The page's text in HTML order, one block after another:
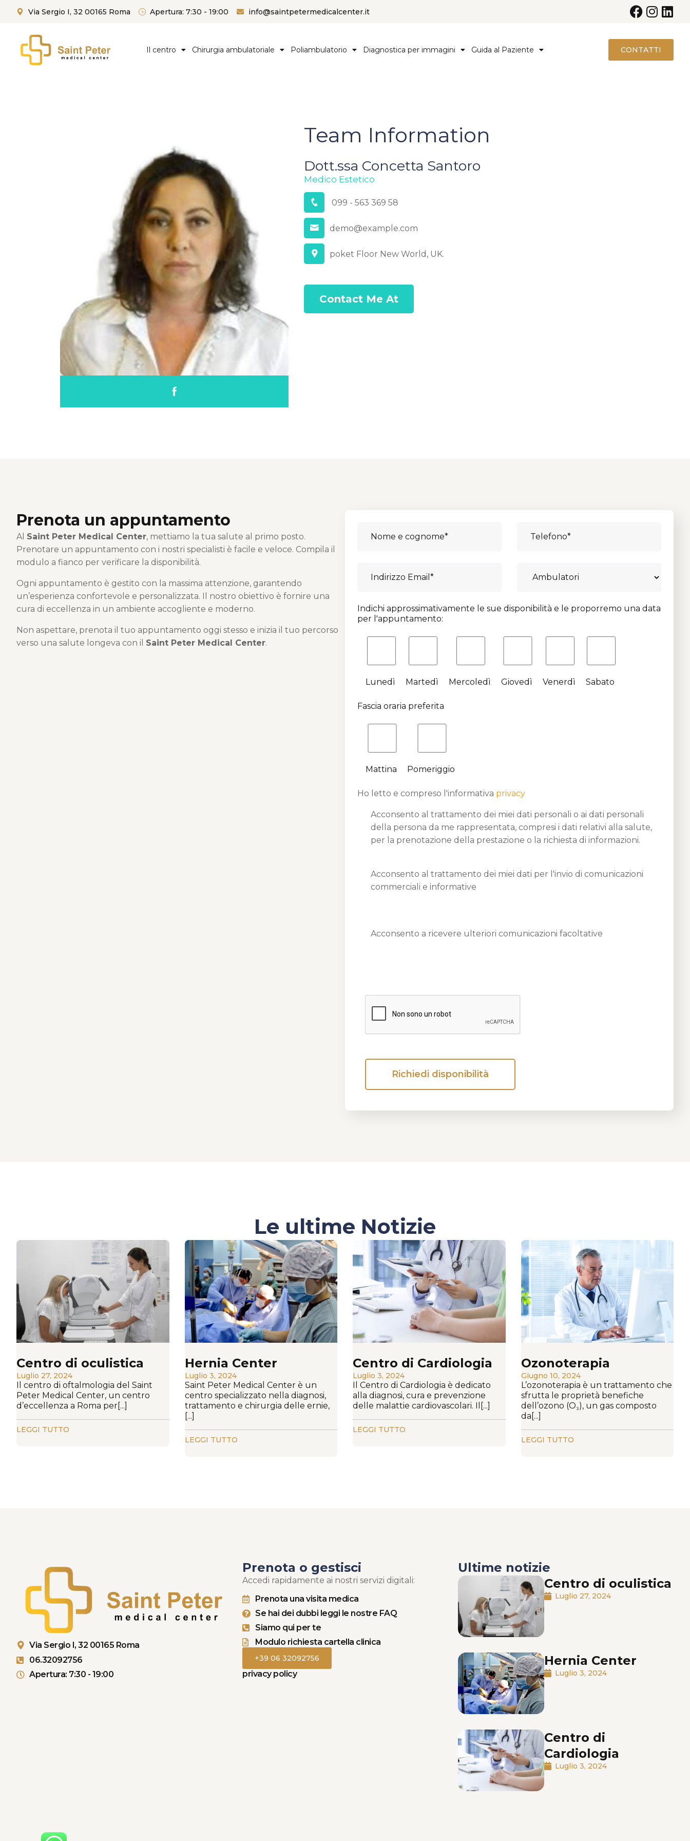
Via Sergio I, 32 00165 Roma Apertura: 7:30 - 19:00 info@saintpetermedicalcenter.it
Il centro Chirurgia ambulatoriale Poliambulatorio Diagnostica per immagini Guida al Paziente CONTATTI
Team Information
Dott.ssa Concetta Santoro
Medico Estetico
099 - 563 369 58
demo@example.com
poket Floor New World, UK.
Contact Me At
Prenota un appuntamento
Al Saint Peter Medical Center, mettiamo la tua salute al primo posto.
Prenotare un appuntamento con i nostri specialisti è facile e veloce. Compila il
modulo a fianco per verificare la disponibilità.
Ogni appuntamento è gestito con la massima attenzione, garantendo
un’esperienza confortevole e personalizzata. Il nostro obiettivo è fornire una
cura di eccellenza in un ambiente accogliente e moderno.
Non aspettare, prenota il tuo appuntamento oggi stesso e inizia il tuo percorso
verso una salute longeva con il Saint Peter Medical Center.
Indichi approssimativamente le sue disponibilità e le proporremo una data
per l'appuntamento:
Lunedì Martedì Mercoledì Giovedì Venerdì Sabato
Fascia oraria preferita
Mattina Pomeriggio
Ho letto e compreso l'informativa privacy
Acconsento al trattamento dei miei dati personali o ai dati personali
della persona da me rappresentata, compresi i dati relativi alla salute,
per la prenotazione della prestazione o la richiesta di informazioni.
Acconsento al trattamento dei miei dati per l'invio di comunicazioni
commerciali e informative
Acconsento a ricevere ulteriori comunicazioni facoltative
Richiedi disponibilità
Le ultime Notizie
Centro di oculistica
Luglio 27, 2024
Il centro di oftalmologia del Saint
Peter Medical Center, un centro
d’eccellenza a Roma per[...]
LEGGI TUTTO
Hernia Center
Luglio 3, 2024
Saint Peter Medical Center è un
centro specializzato nella diagnosi,
trattamento e chirurgia delle ernie,
[...]
LEGGI TUTTO
Centro di Cardiologia
Luglio 3, 2024
Il Centro di Cardiologia è dedicato
alla diagnosi, cura e prevenzione
delle malattie cardiovascolari. Il[...]
LEGGI TUTTO
Ozonoterapia
Giugno 10, 2024
L’ozonoterapia è un trattamento che
sfrutta le proprietà benefiche
dell’ozono (O₃), un gas composto
da[...]
LEGGI TUTTO
Via Sergio I, 32 00165 Roma
06.32092756
Apertura: 7:30 - 19:00
Prenota o gestisci
Accedi rapidamente ai nostri servizi digitali:
Prenota una visita medica
Se hai dei dubbi leggi le nostre FAQ
Siamo qui per te
Modulo richiesta cartella clinica
+39 06 32092756
privacy policy
Ultime notizie
Centro di oculistica
Luglio 27, 2024
Hernia Center
Luglio 3, 2024
Centro di
Cardiologia
Luglio 3, 2024